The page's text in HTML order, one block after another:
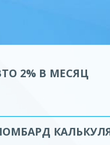
2% В МЕСЯЦ